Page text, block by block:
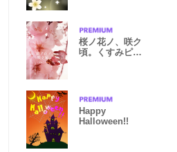
桜ノ花ノ、咲ク
頃。くすみピン
Happy
Halloween!!